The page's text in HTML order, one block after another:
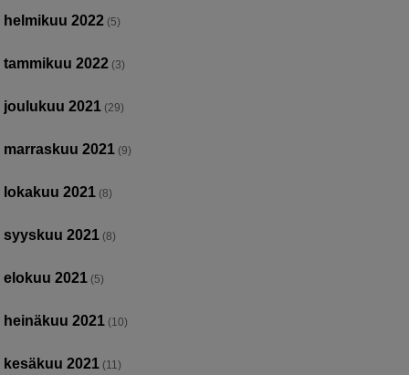
helmikuu 2022 (5)
tammikuu 2022 (3)
joulukuu 2021 (29)
marraskuu 2021 (9)
lokakuu 2021 (8)
syyskuu 2021 (8)
elokuu 2021 (5)
heinäkuu 2021 (10)
kesäkuu 2021 (11)